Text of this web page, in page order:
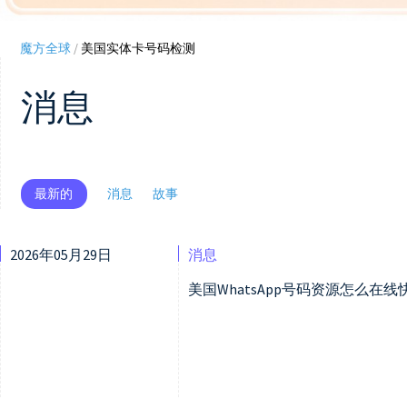
魔方全球/ 美国实体卡号码检测
消息
最新的 消息 故事
2026年05月29日
消息
美国WhatsApp号码资源怎么在线